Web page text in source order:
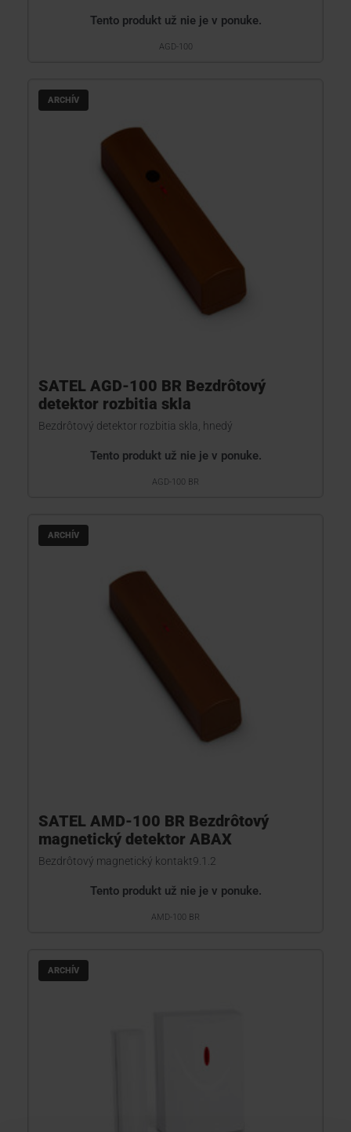
Tento produkt už nie je v ponuke.
AGD-100
ARCHÍV
SATEL AGD-100 BR Bezdrôtový
detektor rozbitia skla
Bezdrôtový detektor rozbitia skla, hnedý
Tento produkt už nie je v ponuke.
AGD-100 BR
ARCHÍV
SATEL AMD-100 BR Bezdrôtový
magnetický detektor ABAX
Bezdrôtový magnetický kontakt9.1.2
Tento produkt už nie je v ponuke.
AMD-100 BR
ARCHÍV